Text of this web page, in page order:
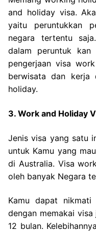
and holiday visa.
yaitu peruntukkan
negara tertentu
dalam peruntuk
pengerjaan visa
berwisata dan kerja
holiday.
3. Work and Holiday
Jenis visa yang satu
untuk Kamu yang
di Australia. Visa
oleh banyak Negara
Kamu dapat
dengan memakai
12 bulan.